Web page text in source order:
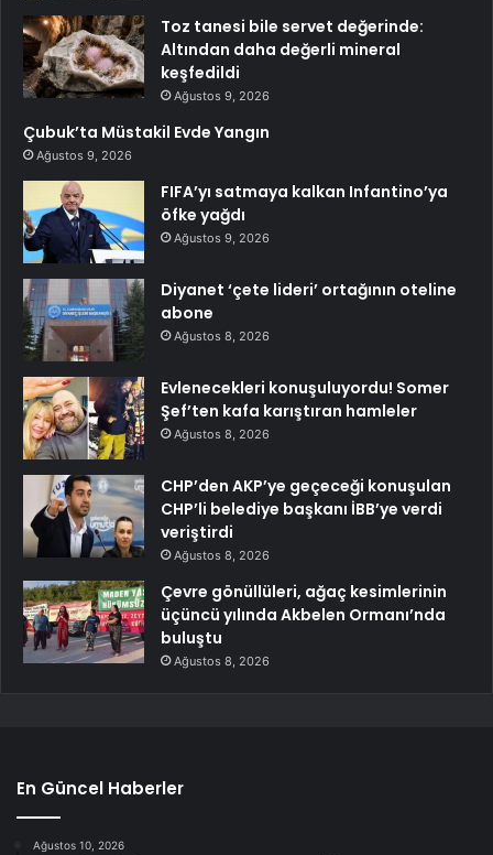
Toz tanesi bile servet değerinde:
Altından daha değerli mineral
keşfedildi
Ağustos 9, 2026
Çubuk’ta Müstakil Evde Yangın
Ağustos 9, 2026
FIFA’yı satmaya kalkan Infantino’ya
öfke yağdı
Ağustos 9, 2026
Diyanet ‘çete lideri’ ortağının oteline
abone
Ağustos 8, 2026
Evlenecekleri konuşuluyordu! Somer
Şef’ten kafa karıştıran hamleler
Ağustos 8, 2026
CHP’den AKP’ye geçeceği konuşulan
CHP’li belediye başkanı İBB’ye verdi
veriştirdi
Ağustos 8, 2026
Çevre gönüllüleri, ağaç kesimlerinin
üçüncü yılında Akbelen Ormanı’nda
buluştu
Ağustos 8, 2026
En Güncel Haberler
Ağustos 10, 2026